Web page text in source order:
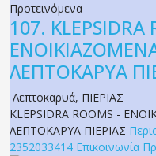
Προτεινόμενα
107. KLEPSIDRA
ΛΕΠΤΟΚΑΡΥΑ
Λεπτοκαρυά, ΠΙΕΡΙΑΣ
KLEPSIDRA ROOMS -
ΛΕΠΤΟΚΑΡΥΑ ΠΙΕΡΙΑΣ
2352033414 Επικοινωνία